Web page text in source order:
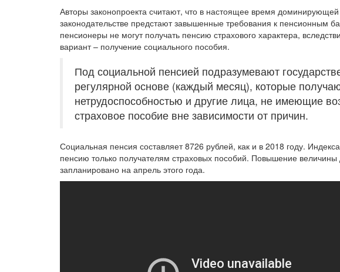
Авторы законопроекта считают, что в настоящее время
законодательстве предстают завышенные требования к пенсионным
пенсионеры не могут получать пенсию страхового характера,
вариант – получение социального пособия.
Под социальной пенсией подразумевают
регулярной основе (каждый месяц), которые
нетрудоспособностью и другие лица, не имеющие
страховое пособие вне зависимости от причин.
Социальная пенсия составляет 8726 рублей, как и в 2018 году.
пенсию только получателям страховых пособий. Повышение
запланировано на апрель этого года.